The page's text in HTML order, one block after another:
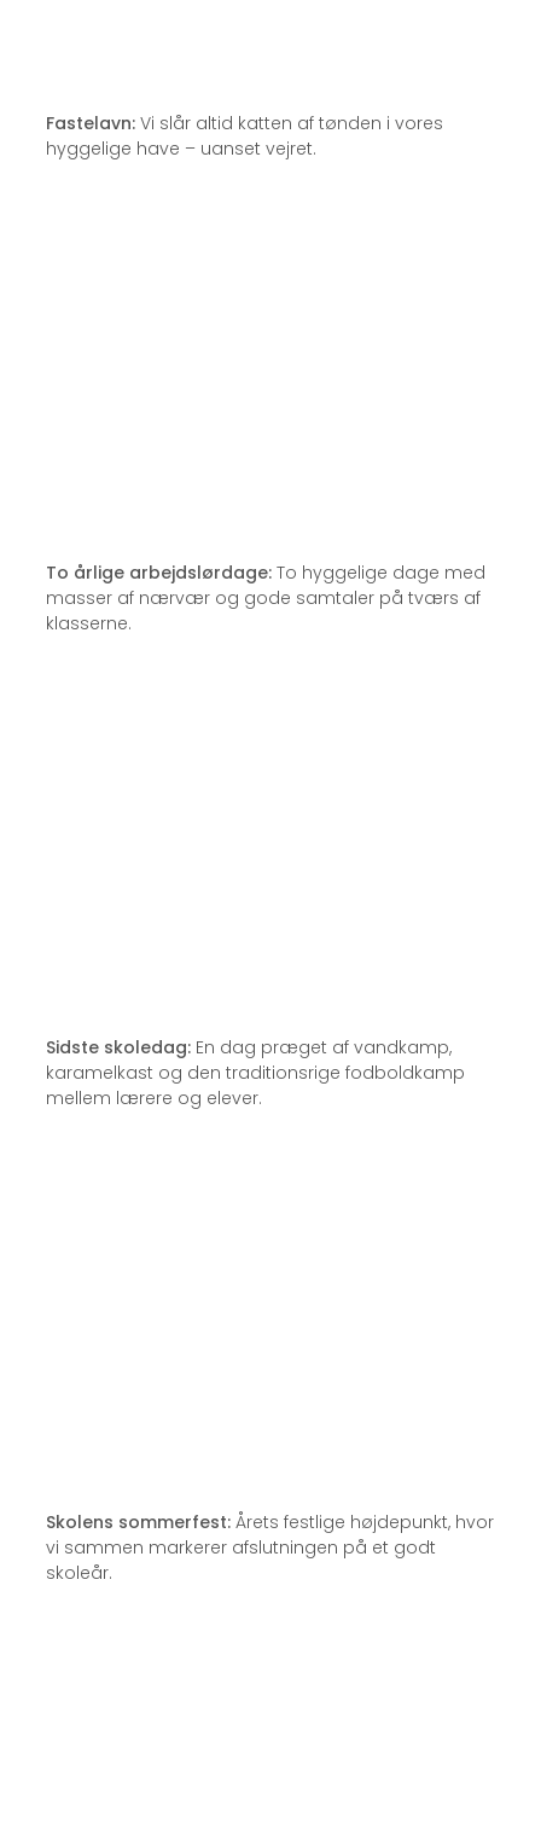
Fastelavn: Vi slår altid katten af tønden i vores
hyggelige have – uanset vejret.
To årlige arbejdslørdage: To hyggelige dage med
masser af nærvær og gode samtaler på tværs af
klasserne.
Sidste skoledag: En dag præget af vandkamp,
karamelkast og den traditionsrige fodboldkamp
mellem lærere og elever.
Skolens sommerfest: Årets festlige højdepunkt, hvor
vi sammen markerer afslutningen på et godt
skoleår.